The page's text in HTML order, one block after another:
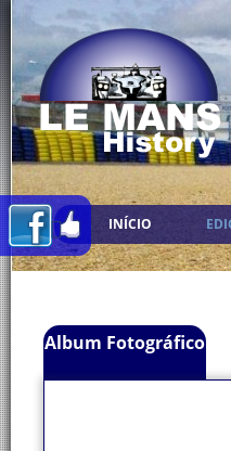
INÍCIO
Album Fotográfico